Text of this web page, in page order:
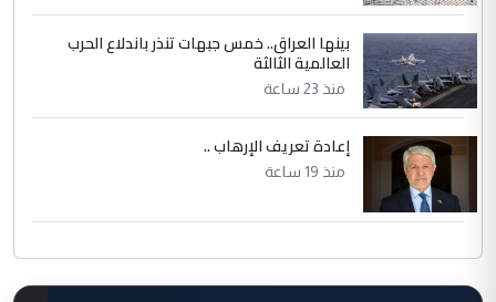
بينها العراق.. خمس جبهات تنذر باندلاع الحرب
العالمية الثالثة
منذ 23 ساعة
إعادة تعريف الإرهاب ..
منذ 19 ساعة